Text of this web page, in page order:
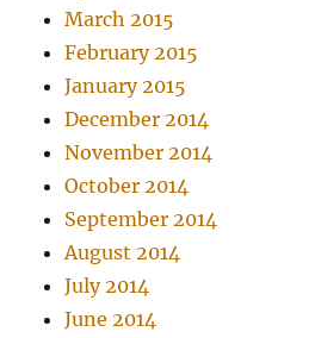
March 2015
February 2015
January 2015
December 2014
November 2014
October 2014
September 2014
August 2014
July 2014
June 2014